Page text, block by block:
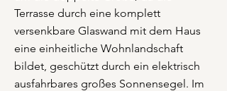
Terrasse durch eine komplett
versenkbare Glaswand mit dem Haus
eine einheitliche Wohnlandschaft
bildet, geschützt durch ein elektrisch
ausfahrbares großes Sonnensegel. Im